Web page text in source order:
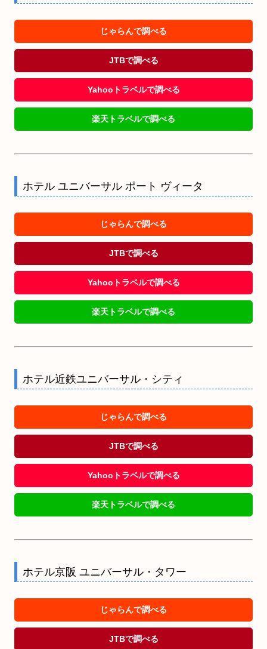
じゃらんで調べる
JTBで調べる
Yahooトラベルで調べる
楽天トラベルで調べる
ホテル ユニバーサル ポート ヴィータ
じゃらんで調べる
JTBで調べる
Yahooトラベルで調べる
楽天トラベルで調べる
ホテル近鉄ユニバーサル・シティ
じゃらんで調べる
JTBで調べる
Yahooトラベルで調べる
楽天トラベルで調べる
ホテル京阪 ユニバーサル・タワー
じゃらんで調べる
JTBで調べる